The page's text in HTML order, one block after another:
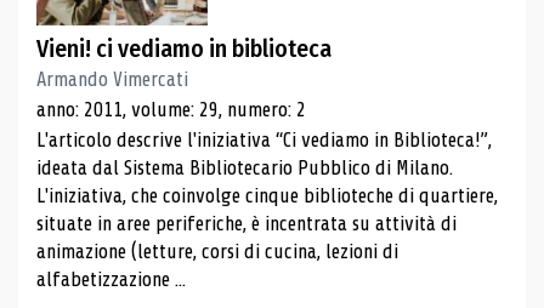
Vieni! ci vediamo in biblioteca
Armando Vimercati
anno: 2011, volume: 29, numero: 2
L'articolo descrive l'iniziativa “Ci vediamo in Biblioteca!”,
ideata dal Sistema Bibliotecario Pubblico di Milano.
L'iniziativa, che coinvolge cinque biblioteche di quartiere,
situate in aree periferiche, è incentrata su attività di
animazione (letture, corsi di cucina, lezioni di
alfabetizzazione ...